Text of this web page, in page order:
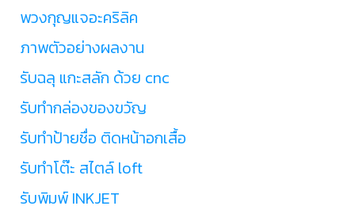
พวงกุญแจอะคริลิค
ภาพตัวอย่างผลงาน
รับฉลุ แกะสลัก ด้วย cnc
รับทำกล่องของขวัญ
รับทำป้ายชื่อ ติดหน้าอกเสื้อ
รับทำโต๊ะ สไตล์ loft
รับพิมพ์ INKJET